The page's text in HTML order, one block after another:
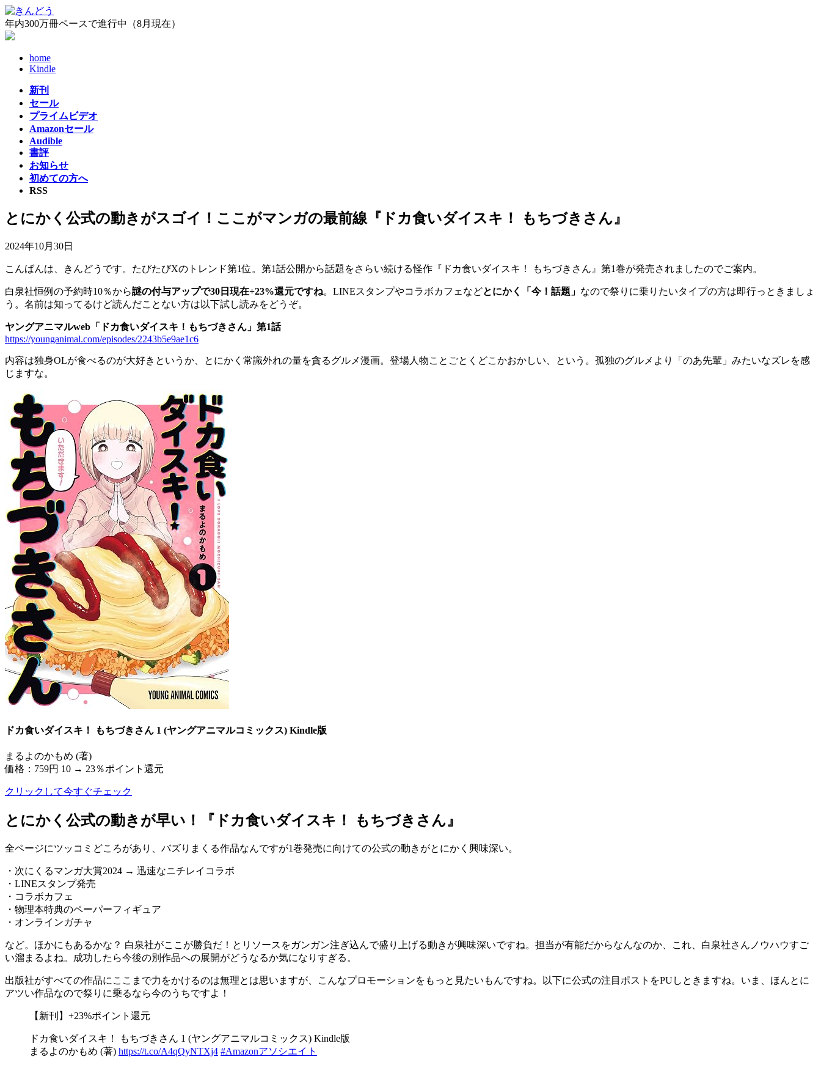
コ
ン
テ
ナ
ビ
ゲ
年内300万冊ペースで進行中（8月現在）
home
Kindle
新刊
セール
プライムビデオ
Amazonセール
Audible
書評
お知らせ
初めての方へ
RSS
とにかく公式の動きがスゴイ！ここがマンガの最前線『ドカ食いダイスキ！ もちづきさん』
2024年10月30日
こんばんは、きんどうです。たびたびXのトレンド第1位。第1話公開から話題をさらい続ける怪作『ドカ食いダイスキ！ もちづきさん』第1巻が発売されましたのでご案内。
白泉社恒例の予約時10％から謎の付与アップで30日現在+23%還元ですね。LINEスタンプやコラボカフェなどとにかく「今！話題」 なので祭りに乗りたいタイプの方は即行っときましょ
う。名前は知ってるけど読んだことない方は以下試し読みをどうぞ。
ヤングアニマルweb「ドカ食いダイスキ！もちづきさん」第1話
https://younganimal.com/episodes/2243b5e9ae1c6
内容は独身OLが食べるのが大好きというか、とにかく常識外れの量を貪るグルメ漫画。登場人物ことごとくどこかおかしい、という。孤独のグルメより「のあ先輩」みたいなズレを感
じますな。
ドカ食いダイスキ！ もちづきさん 1 (ヤングアニマルコミックス) Kindle版
まるよのかもめ (著)
価格：759円 10 → 23％ポイント還元
クリックして今すぐチェック
とにかく公式の動きが早い！『ドカ食いダイスキ！ もちづきさん』
全ページにツッコミどころがあり、バズりまくる作品なんですが1巻発売に向けての公式の動きがとにかく興味深い。
・次にくるマンガ大賞2024 → 迅速なニチレイコラボ
・LINEスタンプ発売
・コラボカフェ
・物理本特典のペーパーフィギュア
・オンラインガチャ
など。ほかにもあるかな？ 白泉社がここが勝負だ！とリソースをガンガン注ぎ込んで盛り上げる動きが興味深いですね。担当が有能だからなんなのか、これ、白泉社さんノウハウすご
い溜まるよね。成功したら今後の別作品への展開がどうなるか気になりすぎる。
出版社がすべての作品にここまで力をかけるのは無理とは思いますが、こんなプロモーションをもっと見たいもんですね。以下に公式の注目ポストをPUしときますね。いま、ほんとに
アツい作品なので祭りに乗るなら今のうちですよ！
【新刊】+23%ポイント還元
ドカ食いダイスキ！ もちづきさん 1 (ヤングアニマルコミックス) Kindle版
まるよのかもめ (著) https://t.co/A4qQyNTXj4 #Amazonアソシエイト